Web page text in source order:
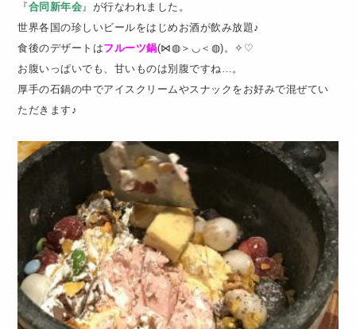
『合同新年会』が行なわれました。
世界各国の珍しいビールをはじめお酒が飲み放題♪
食後のデザートはフルーツ鍋(⋈◍＞◡＜◍)。✧♡
お腹いっぱいでも、甘いものは別腹ですね…。
厚手の石鍋の中でアイスクリームやスナックをお好みで混ぜてい
ただきます♪